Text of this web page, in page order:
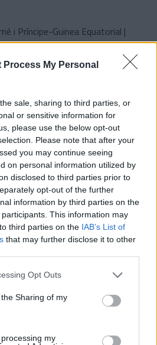
Process My Personal
sale, sharing to third parties, or
or sensitive information for
please use the below opt-out
Please note that after your
you may continue seeing
on personal information utilized by
disclosed to third parties prior to
opt-out of the further
information by third parties on the
participants. This information may
third parties on the IAB’s List of
that may further disclose it to other
Opt Outs
Sharing of my
my
i Príncipe-Guinea Equatorial |
Equatorial-Tunísia | Estadio de
per tancar la pretemporada
EQUIP
Sali, talent jove per a l'atac
EQUIP
amb el Mallorca pel traspàs de
Cerdà
EQUIP
convincent